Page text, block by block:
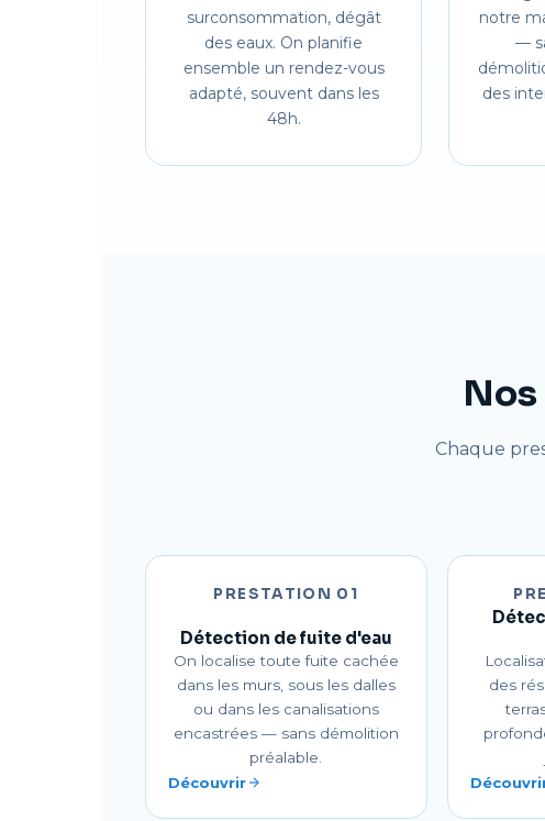
surconsommation, dégât
des eaux. On planifie
ensemble un rendez-vous
adapté, souvent dans les
48h.
notre
—
des
Chaque
PRESTATION 01
Détection de fuite d'eau
On localise toute fuite cachée
dans les murs, sous les dalles
ou dans les canalisations
encastrées — sans démolition
préalable.
Découvrir
des